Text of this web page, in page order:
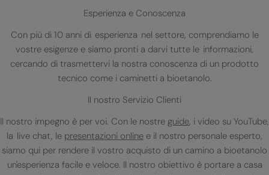
Esperienza e Conoscenza
Con più di 10 anni di esperienza nel settore, comprendiamo le
vostre esigenze e siamo pronti a darvi tutte le informazioni,
cercando di trasmettervi la nostra conoscenza di un prodotto
tecnico come i caminetti a bioetanolo.
Il nostro Servizio Clienti
Il nostro impegno è per voi. Con le nostre guide, i video su YouTube,
la live chat, le presentazioni online e il nostro personale esperto,
siamo qui per rendere il vostro acquisto di un camino a bioetanolo
un'esperienza facile e veloce. Il nostro obiettivo è portare a casa